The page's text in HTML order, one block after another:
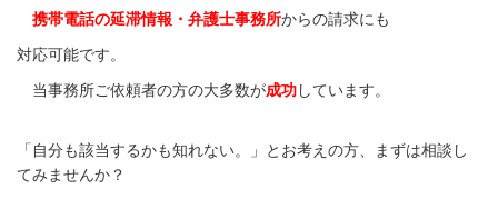
携帯電話の延滞情報・弁護士事務所からの請求にも
対応可能です。
当事務所ご依頼者の方の大多数が成功しています。
「自分も該当するかも知れない。」とお考えの方、まずは相談し
てみませんか？